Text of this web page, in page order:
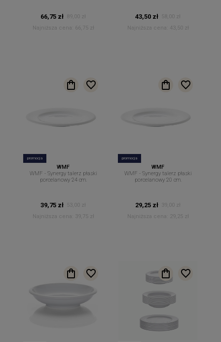
66,75 zł 89,00 zł
Najniższa cena:
66,75 zł
43,50 zł
58,00 zł
Najniższa cena:
43,50 zł
promocja
WMF
WMF - Synergy talerz płaski
porcelanowy 24 cm.
39,75 zł
53,00 zł
Najniższa cena:
39,75 zł
promocja
WMF
WMF - Synergy talerz płaski
porcelanowy 20 cm.
29,25 zł
39,00 zł
Najniższa cena:
29,25 zł